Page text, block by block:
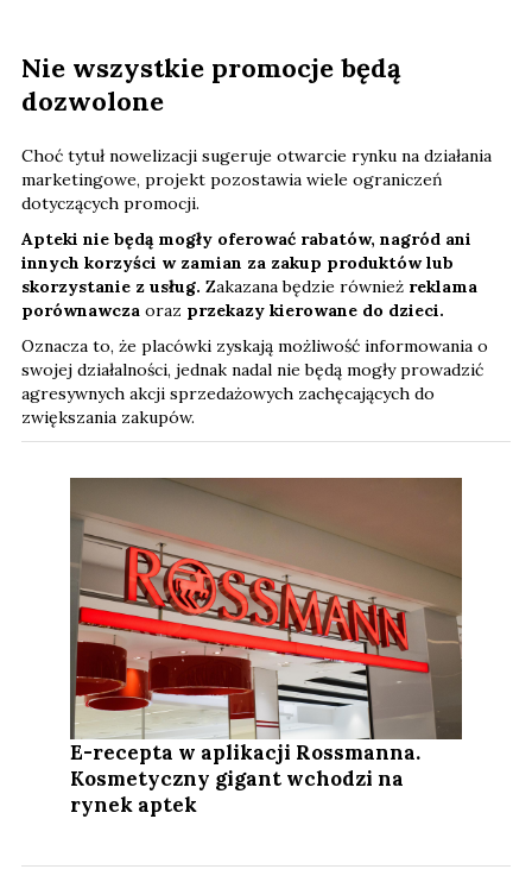
Nie wszystkie promocje będą
dozwolone
Choć tytuł nowelizacji sugeruje otwarcie rynku na działania
marketingowe, projekt pozostawia wiele ograniczeń
dotyczących promocji.
Apteki nie będą mogły oferować rabatów, nagród ani
innych korzyści w zamian za zakup produktów lub
skorzystanie z usług. Zakazana będzie również reklama
porównawcza oraz przekazy kierowane do dzieci.
Oznacza to, że placówki zyskają możliwość informowania o
swojej działalności, jednak nadal nie będą mogły prowadzić
agresywnych akcji sprzedażowych zachęcających do
zwiększania zakupów.
E-recepta w aplikacji Rossmanna.
Kosmetyczny gigant wchodzi na
rynek aptek